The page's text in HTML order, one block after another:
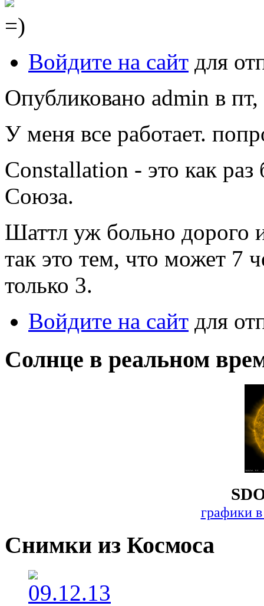
=)
Войдите на сайт для
Опубликовано admin в
У меня все работает.
Constallation - это как
Союза.
Шаттл уж больно дорого
так это тем, что может 7
только 3.
Войдите на сайт для
Солнце в реальном
графики
Снимки из Космоса